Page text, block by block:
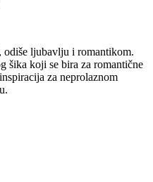
odiše ljubavlju i romantikom.
šika koji se bira za romantične
za neprolaznom